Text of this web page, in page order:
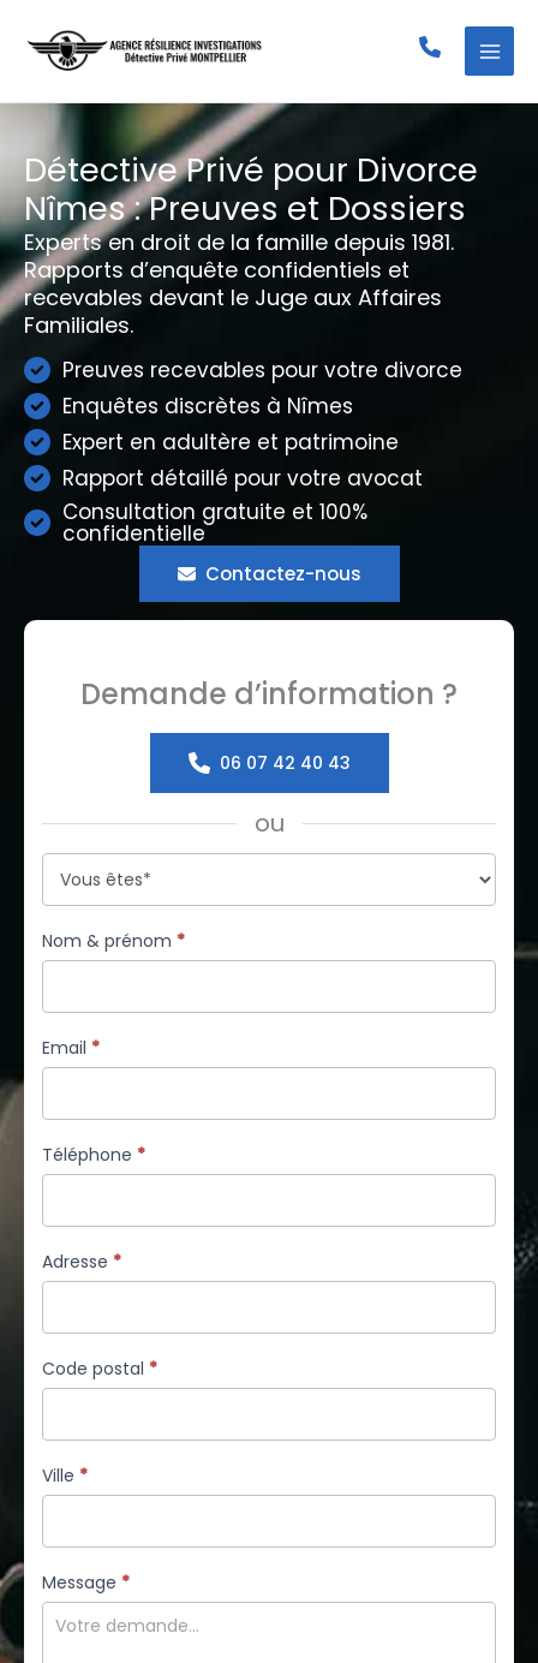
contenu
Détective Privé pour Divorce
Nîmes : Preuves et Dossiers
Experts en droit de la famille depuis 1981.
Rapports d’enquête confidentiels et
recevables devant le Juge aux Affaires
Familiales.
Preuves recevables pour votre divorce
Enquêtes discrètes à Nîmes
Expert en adultère et patrimoine
Rapport détaillé pour votre avocat
Consultation gratuite et 100%
confidentielle
Contactez-nous
Demande d’information ?
06 07 42 40 43
ou
Formulaire
simple
avec
téléphone
Nom & prénom *
Email *
Téléphone *
Adresse *
Code postal *
Ville *
Message *